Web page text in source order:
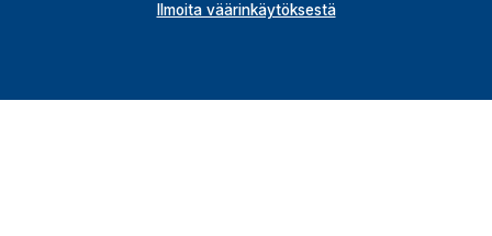
Ilmoita väärinkäytöksestä